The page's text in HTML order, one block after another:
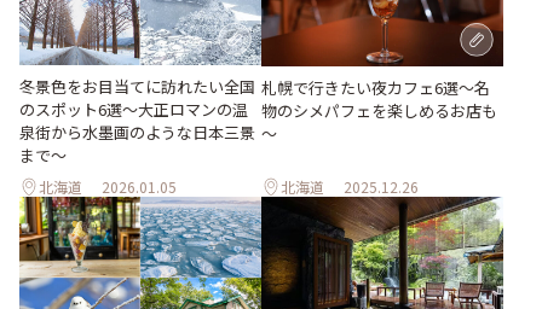
冬景色をお目当てに訪れたい全国
のスポット6選〜大正ロマンの温
泉街から水墨画のような日本三景
まで〜
北海道 2026.01.05
札幌で行きたい夜カフェ6選～名
物のシメパフェを楽しめるお店も
～
北海道 2025.12.26